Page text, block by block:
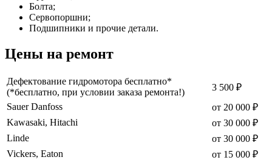
Болта;
Сервопоршни;
Подшипники и прочие детали.
Цены на ремонт
Дефектование гидромотора бесплатно*
(*бесплатно, при условии заказа ремонта!)
3 500 ₽
Sauer Danfoss
от 20 000 ₽
Kawasaki, Hitachi
от 30 000 ₽
Linde
от 30 000 ₽
Vickers, Eaton
от 15 000 ₽